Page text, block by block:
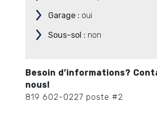
Garage : oui
Sous-sol : non
Besoin d’informations?
nous!​
819 602-0227 poste #2​